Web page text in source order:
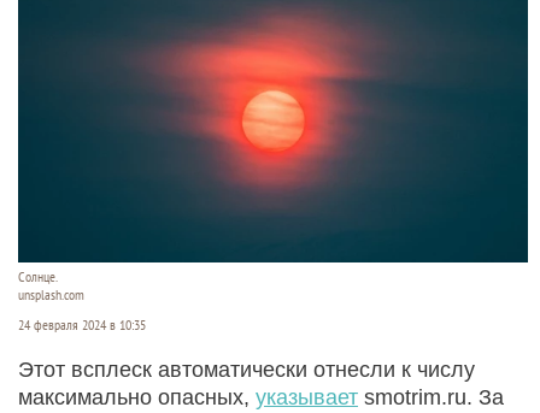
Солнце.
unsplash.com
24 февраля 2024 в 10:35
Этот всплеск автоматически отнесли к числу
максимально опасных, указывает smotrim.ru. За